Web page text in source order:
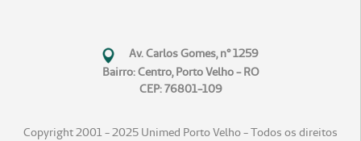
Av. Carlos Gomes, n° 1259
Bairro: Centro, Porto Velho - RO
CEP: 76801-109
Copyright 2001 - 2025 Unimed Porto Velho - Todos os direitos